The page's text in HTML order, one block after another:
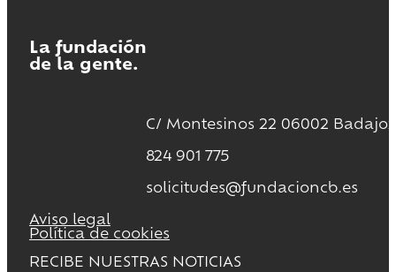
La fundación
de la gente.
C/ Montesinos 22 06002 Badajoz
824 901 775
solicitudes@fundacioncb.es
Aviso legal
Política de cookies
RECIBE NUESTRAS NOTICIAS